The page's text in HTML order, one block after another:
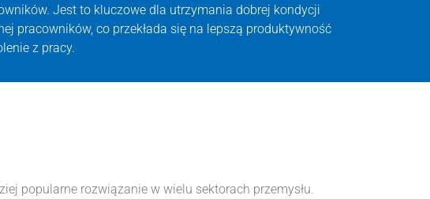
Jest to kluczowe dla utrzymania dobrej kondycji
pracowników, co przekłada się na lepszą produktywność
z pracy.
popularne rozwiązanie w wielu sektorach przemysłu.